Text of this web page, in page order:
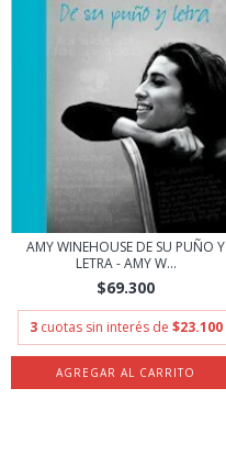
AMY WINEHOUSE DE SU PUÑO Y
LETRA - AMY W...
$69.300
3 cuotas sin interés de $23.100